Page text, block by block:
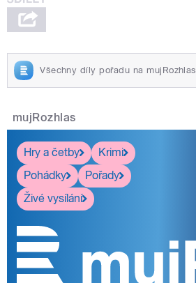
Všechny díly pořadu na mujRozhlas
mujRozhlas
Hry a četby
Krimi
Pohádky
Pořady
Živé vysílání